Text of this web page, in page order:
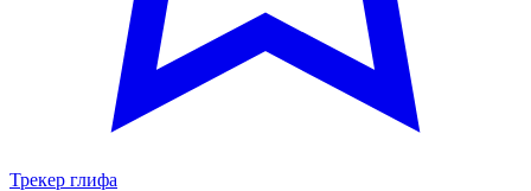
Трекер глифа